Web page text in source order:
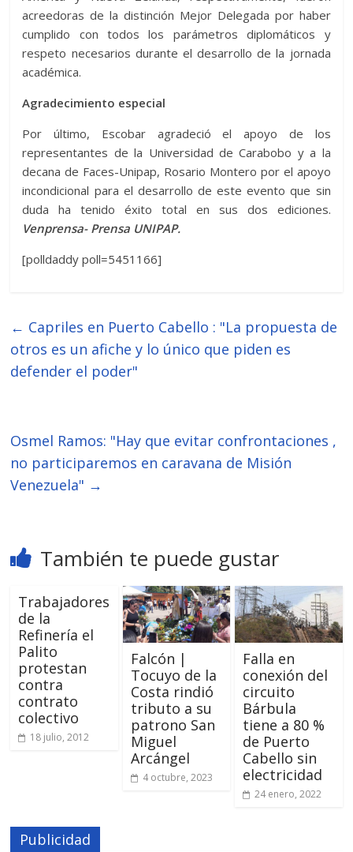
acreedoras de la distinción Mejor Delegada por haber
cumplido con todos los parámetros diplomáticos y
respeto necesarios durante el desarrollo de la jornada
académica.
Agradecimiento especial
Por último, Escobar agradeció el apoyo de los
representantes de la Universidad de Carabobo y a la
decana de Faces-Unipap, Rosario Montero por el apoyo
incondicional para el desarrollo de este evento que sin
duda ha tenido éxito total en sus dos ediciones.
Venprensa- Prensa UNIPAP.
[polldaddy poll=5451166]
← Capriles en Puerto Cabello : "La propuesta de
otros es un afiche y lo único que piden es
defender el poder"
Osmel Ramos: "Hay que evitar confrontaciones ,
no participaremos en caravana de Misión
Venezuela" →
También te puede gustar
Trabajadores
de la
Refinería el
Palito
protestan
contra
contrato
colectivo
18 julio, 2012
Falcón |
Tocuyo de la
Costa rindió
tributo a su
patrono San
Miguel
Arcángel
4 octubre, 2023
Falla en
conexión del
circuito
Bárbula
tiene a 80 %
de Puerto
Cabello sin
electricidad
24 enero, 2022
Publicidad